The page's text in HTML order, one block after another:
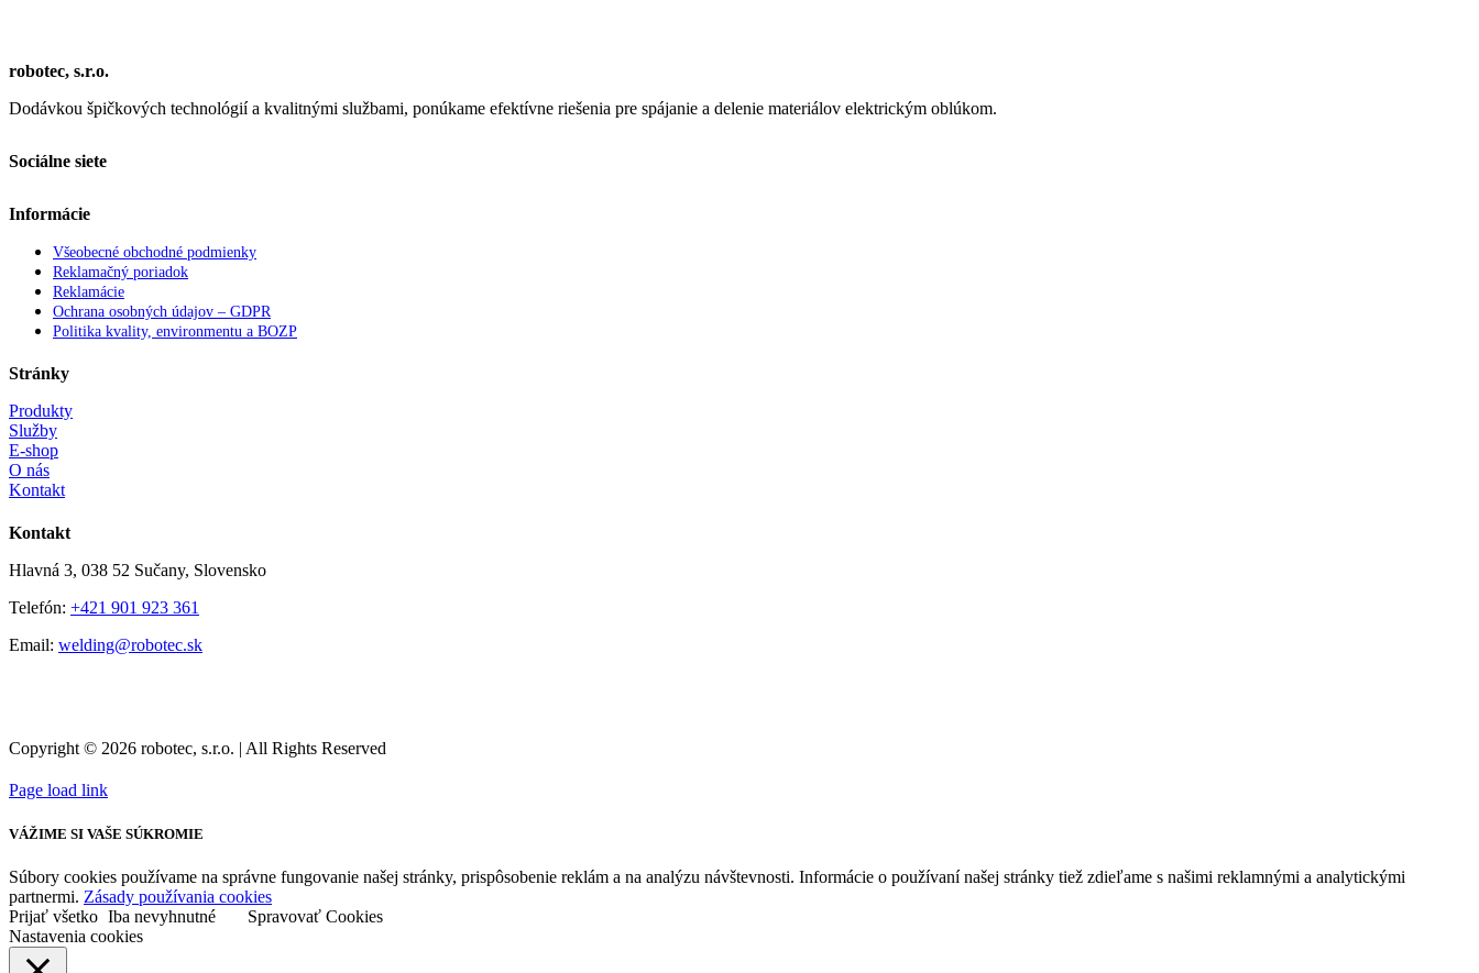
robotec, s.r.o.
Dodávkou špičkových technológií a kvalitnými službami, ponúkame efektívne riešenia pre spájanie a delenie materiálov elektrickým oblúkom.
Sociálne siete
Informácie
Všeobecné obchodné podmienky
Reklamačný poriadok
Reklamácie
Ochrana osobných údajov – GDPR
Politika kvality, environmentu a BOZP
Stránky
Produkty
Služby
E-shop
O nás
Kontakt
Kontakt
Hlavná 3, 038 52 Sučany, Slovensko
Telefón: +421 901 923 361
Email: welding@robotec.sk
Copyright © 2026 robotec, s.r.o. | All Rights Reserved
Page load link
VÁŽIME SI VAŠE SÚKROMIE
Súbory cookies používame na správne fungovanie našej stránky, prispôsobenie reklám a na analýzu návštevnosti. Informácie o používaní našej stránky tiež zdieľame s našimi reklamnými a analytickými
partnermi. Zásady používania cookies
Prijať všetko Iba nevyhnutné
Spravovať Cookies
Nastavenia cookies